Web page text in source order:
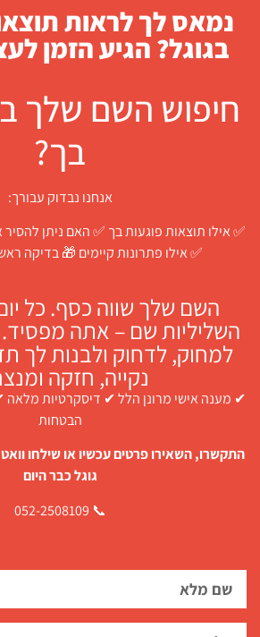
נמאס לך לראות
בגוגל? הגיע הזמן
חיפוש השם שלך
בך?
אנחנו נבדוק עבורך:
✅ אילו תוצאות פוגעות בך ✅ האם ניתן להסיר
✅ אילו פתרונות קיימים 🎁 בדיקה
השם שלך שווה כסף. כל
השליליות שם – אתה מפסיד.
למחוק, לדחוק ולבנות לך
נקייה, חזקה
✔ מענה אישי מרונן הלל ✔ דיסקרטיות מלאה
הבטחות
התקשרו, השאירו פרטים עכשיו או שילחו
גוגל כבר היום
📞 052-2508109